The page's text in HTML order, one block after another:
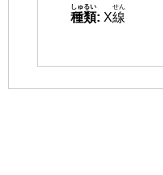
種類
しゅるい
: X線
せん